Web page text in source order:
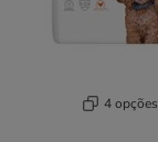
4 opções